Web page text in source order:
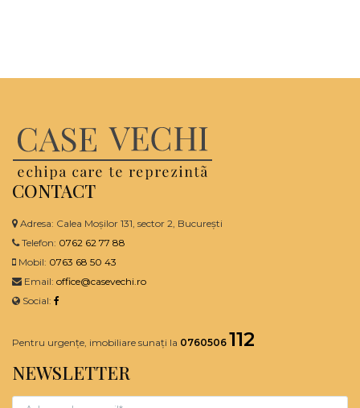
CONTACT
Adresa: Calea Moșilor 131, sector 2, București
Telefon: 0762 62 77 88
Mobil: 0763 68 50 43
Email: office@casevechi.ro
Social:
Pentru urgențe, imobiliare sunați la 0760506 112
NEWSLETTER